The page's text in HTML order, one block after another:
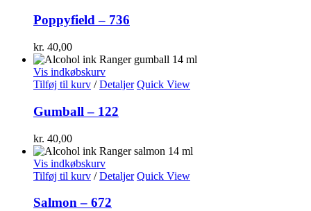
Poppyfield – 736
kr. 40,00
Vis indkøbskurv
Tilføj til kurv / Detaljer Quick View
Gumball – 122
kr. 40,00
Vis indkøbskurv
Tilføj til kurv / Detaljer Quick View
Salmon – 672